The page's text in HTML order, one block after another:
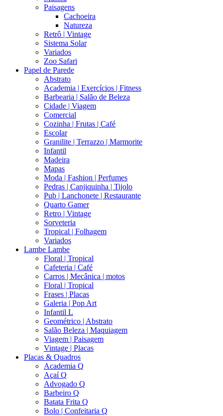
Paisagens
Cachoeira
Natureza
Retrô | Vintage
Sistema Solar
Variados
Zoo Safari
Papel de Parede
Abstrato
Academia | Exercícios | Fitness
Barbearia | Salão de Beleza
Cidade | Viagem
Comercial
Cozinha | Frutas | Café
Escolar
Granilite | Terrazzo | Marmorite
Infantil
Madeira
Mapas
Moda | Fashion | Perfumes
Pedras | Canjiquinha | Tijolo
Pub | Lanchonete | Restaurante
Quarto Gamer
Retro | Vintage
Sorveteria
Tropical | Folhagem
Variados
Lambe Lambe
Floral | Tropical
Cafeteria | Café
Carros | Mecânica | motos
Floral | Tropical
Frases | Placas
Galeria | Pop Art
Infantil L
Geométrico | Abstrato
Salão Beleza | Maquiagem
Viagem | Paisagem
Vintage | Placas
Placas & Quadros
Academia Q
Açaí Q
Advogado Q
Barbeiro Q
Batata Frita Q
Bolo | Confeitaria Q